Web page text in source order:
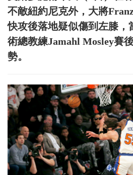
不敵紐約尼克外，大將
快攻後落地疑似傷到左膝，
術總教練Jamahl Mosley賽
勢。